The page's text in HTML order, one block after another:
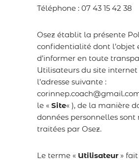
Téléphone : 07 43 15 42 38
Osez établit la présente
confidentialité dont l’objet
d’informer en toute
Utilisateurs du site
l’adresse suivante :
le « Site« ), de la manière
données personnelles sont
traitées par Osez.
Le terme « Utilisateur »